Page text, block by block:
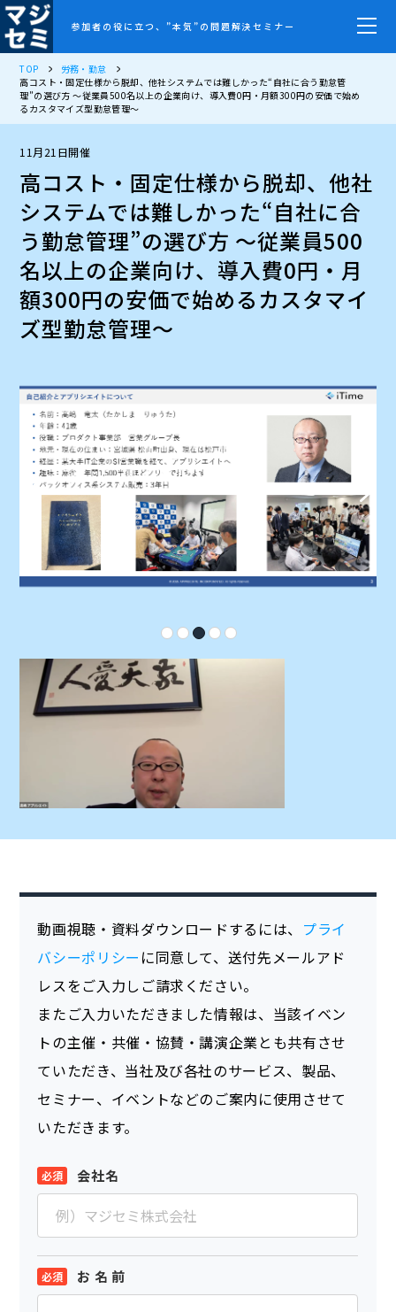
参加者の役に立つ、”本気”の問題解決セミナー
TOP
労務・勤怠
高コスト・固定仕様から脱却、他社システムでは難しかった“自社に合う勤怠管
理”の選び方 ～従業員500名以上の企業向け、導入費0円・月額300円の安価で始め
るカスタマイズ型勤怠管理～
11月21日開催
高コスト・固定仕様から脱却、他社
システムでは難しかった“自社に合
う勤怠管理”の選び方 ～従業員500
名以上の企業向け、導入費0円・月
額300円の安価で始めるカスタマイ
ズ型勤怠管理～
動画視聴・資料ダウンロードするには、 プライ
バシーポリシー に同意して、送付先メールアド
レスをご入力しご請求ください。
またご入力いただきました情報は、当該イベン
トの主催・共催・協賛・講演企業とも共有させ
ていただき、当社及び各社のサービス、製品、
セミナー、イベントなどのご案内に使用させて
いただきます。
会社名
お 名 前